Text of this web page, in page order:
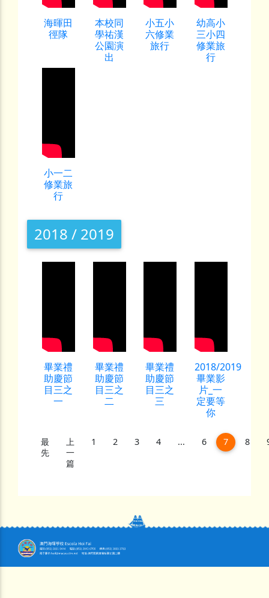
海暉田
徑隊
本校同
學祐漢
公園演
出
小五小
六修業
旅行
幼高小
三小四
修業旅
行
小一二
修業旅
行
2018 / 2019
畢業禮
助慶節
目三之
一
畢業禮
助慶節
目三之
二
畢業禮
助慶節
目三之
三
2018/2019
畢業影
片_一
定要等
你
最
先
上
一
篇
1 2 3 4 ... 6 7(current)
8